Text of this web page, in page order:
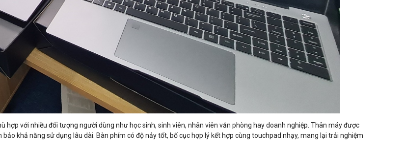
hợp với nhiều đối tượng người dùng như học sinh, sinh viên, nhân viên văn phòng hay doanh nghiệp. Thân máy được
khả năng sử dụng lâu dài. Bàn phím có độ nảy tốt, bố cục hợp lý kết hợp cùng touchpad nhạy, mang lại trải nghiệm